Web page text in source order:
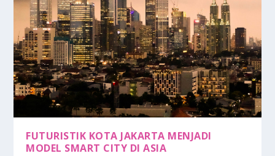
FUTURISTIK KOTA JAKARTA MENJADI
MODEL SMART CITY DI ASIA